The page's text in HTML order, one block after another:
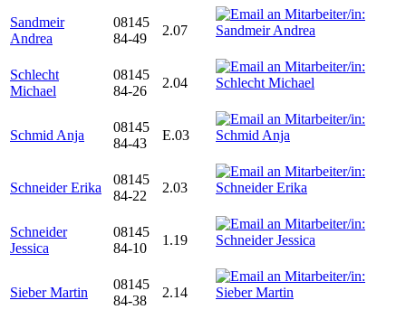
Sandmeir
Andrea
08145
84-49
2.07
Schlecht
Michael
08145
84-26
2.04
Schmid Anja
08145
84-43
E.03
Schneider Erika
08145
84-22
2.03
Schneider
Jessica
08145
84-10
1.19
Sieber Martin
08145
84-38
2.14